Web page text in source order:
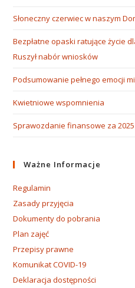
Słoneczny czerwiec w naszym
Bezpłatne opaski ratujące życie
Ruszył nabór wniosków
Podsumowanie pełnego emocji
Kwietniowe wspomnienia
Sprawozdanie finansowe za 2025
Ważne Informacje
Regulamin
Zasady przyjęcia
Dokumenty do pobrania
Plan zajęć
Przepisy prawne
Komunikat COVID-19
Deklaracja dostępności